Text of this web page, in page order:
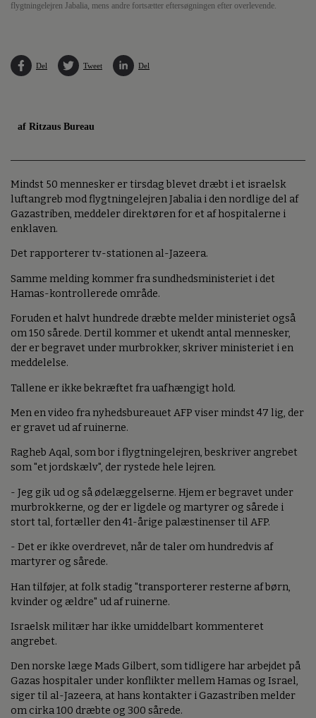
flygtningelejren Jabalia, mens andre fortsætter eftersøgningen efter overlevende.
Del Tweet Del
af Ritzaus Bureau
Mindst 50 mennesker er tirsdag blevet dræbt i et israelsk
luftangreb mod flygtningelejren Jabalia i den nordlige del af
Gazastriben, meddeler direktøren for et af hospitalerne i
enklaven.
Det rapporterer tv-stationen al-Jazeera.
Samme melding kommer fra sundhedsministeriet i det
Hamas-kontrollerede område.
Foruden et halvt hundrede dræbte melder ministeriet også
om 150 sårede. Dertil kommer et ukendt antal mennesker,
der er begravet under murbrokker, skriver ministeriet i en
meddelelse.
Tallene er ikke bekræftet fra uafhængigt hold.
Men en video fra nyhedsbureauet AFP viser mindst 47 lig, der
er gravet ud af ruinerne.
Ragheb Aqal, som bor i flygtningelejren, beskriver angrebet
som "et jordskælv", der rystede hele lejren.
- Jeg gik ud og så ødelæggelserne. Hjem er begravet under
murbrokkerne, og der er ligdele og martyrer og sårede i
stort tal, fortæller den 41-årige palæstinenser til AFP.
- Det er ikke overdrevet, når de taler om hundredvis af
martyrer og sårede.
Han tilføjer, at folk stadig "transporterer resterne af børn,
kvinder og ældre" ud af ruinerne.
Israelsk militær har ikke umiddelbart kommenteret
angrebet.
Den norske læge Mads Gilbert, som tidligere har arbejdet på
Gazas hospitaler under konflikter mellem Hamas og Israel,
siger til al-Jazeera, at hans kontakter i Gazastriben melder
om cirka 100 dræbte og 300 sårede.